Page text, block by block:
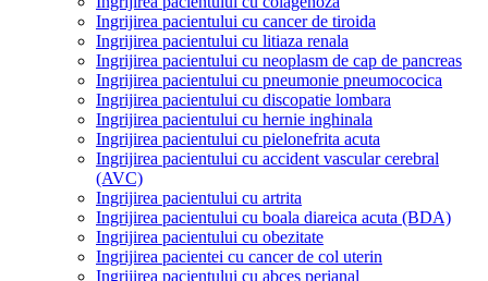
Ingrijirea pacientului cu cancer de tiroida
Ingrijirea pacientului cu litiaza renala
Ingrijirea pacientului cu neoplasm de cap de pancreas
Ingrijirea pacientului cu pneumonie pneumococica
Ingrijirea pacientului cu discopatie lombara
Ingrijirea pacientului cu hernie inghinala
Ingrijirea pacientului cu pielonefrita acuta
Ingrijirea pacientului cu accident vascular cerebral
(AVC)
Ingrijirea pacientului cu artrita
Ingrijirea pacientului cu boala diareica acuta (BDA)
Ingrijirea pacientului cu obezitate
Ingrijirea pacientei cu cancer de col uterin
Ingrijirea pacientului cu abces perianal